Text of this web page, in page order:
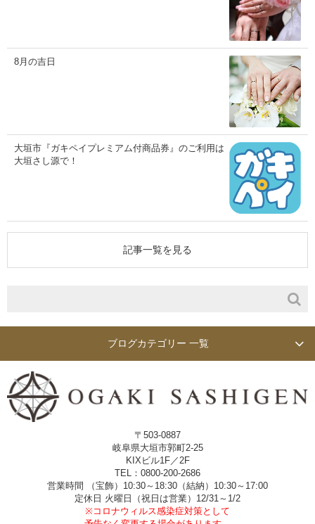
8月の吉日
大垣市『ガキペイプレミアム付商品券』のご利用は
大垣さし源で！
記事一覧を見る
ブログカテゴリー 一覧
〒503-0887
岐阜県大垣市郭町2-25
KIXビル1F／2F
TEL：0800-200-2686
営業時間 （宝飾）10:30～18:30（結納）10:30～17:00
定休日 火曜日（祝日は営業）12/31～1/2
※コロナウィルス感染症対策として